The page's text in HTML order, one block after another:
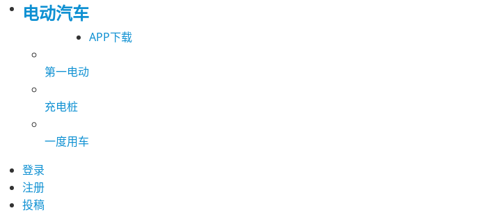
电动汽车
APP下载
第一电动
充电桩
一度用车
登录
注册
投稿